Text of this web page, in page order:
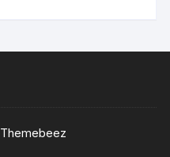
Themebeez